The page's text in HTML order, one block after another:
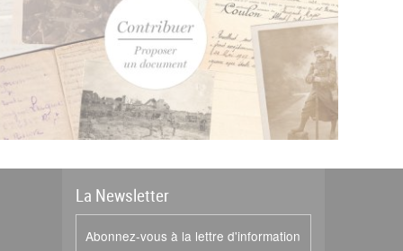
La Newsletter
Abonnez-vous à la lettre d'information